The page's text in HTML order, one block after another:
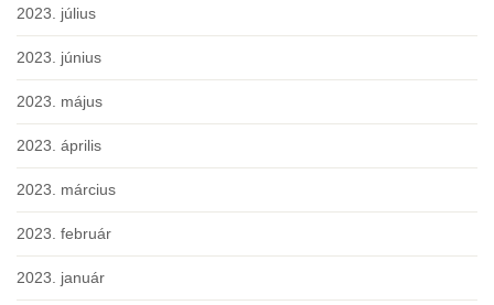
2023. július
2023. június
2023. május
2023. április
2023. március
2023. február
2023. január